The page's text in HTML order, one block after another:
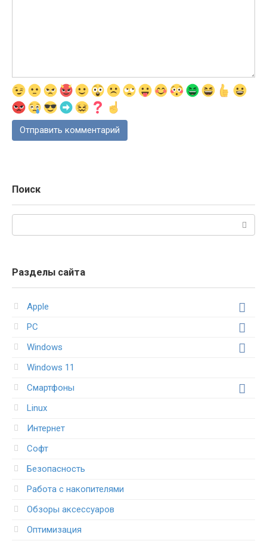
Поиск
Разделы сайта
Apple
PC
Windows
Windows 11
Смартфоны
Linux
Интернет
Софт
Безопасность
Работа с накопителями
Обзоры аксессуаров
Оптимизация